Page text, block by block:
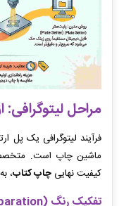
مراحل لیتوگرافی:
فرآیند لیتوگرافی یک پل
ماشین چاپ است.
کیفیت نهایی چاپ کتاب،
تفکیک رنگ (Color Separation) در لیتوگرافی